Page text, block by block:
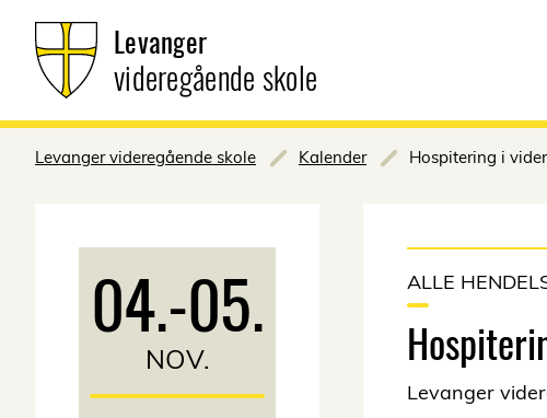
Levanger
videregående skole
Levanger videregående skole Kalender Hospitering i
04.-05.
NOV.
ALLE
Levanger